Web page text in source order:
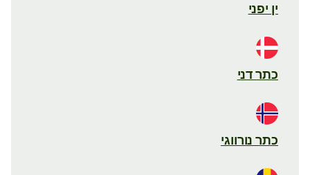
ין יפני
כתר דני
כתר נורווגי